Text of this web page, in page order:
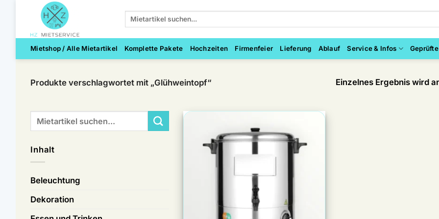
springen
Suchen
Mietshop / Alle Mietartikel Komplette Pakete Hochzeiten Firmenfeier Lieferung Ablauf Service & Infos
Produkte verschlagwortet mit „Glühweintopf“ Einzelnes Ergebnis wird
Suchen
nach:
Inhalt
Beleuchtung
Dekoration